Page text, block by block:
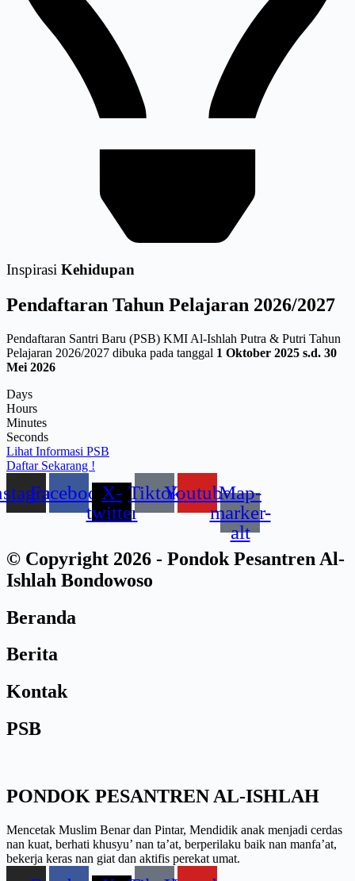
Inspirasi Kehidupan
Pendaftaran Tahun Pelajaran 2026/2027
Pendaftaran Santri Baru (PSB) KMI Al-Ishlah Putra & Putri Tahun
Pelajaran 2026/2027 dibuka pada tanggal 1 Oktober 2025 s.d. 30
Mei 2026
Days
Hours
Minutes
Seconds
Lihat Informasi PSB
Daftar Sekarang !
FacebookX-
twitter
TiktokYoutubeMap-
marker-
alt
© Copyright 2026 - Pondok Pesantren Al-
Ishlah Bondowoso
Beranda
Berita
Kontak
PSB
PONDOK PESANTREN AL-ISHLAH
Mencetak Muslim Benar dan Pintar, Mendidik anak menjadi cerdas
nan kuat, berhati khusyu’ nan ta’at, berperilaku baik nan manfa’at,
bekerja keras nan giat dan aktifis perekat umat.